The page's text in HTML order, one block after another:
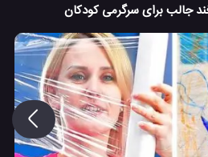
جالب برای سرگرمی کودکان